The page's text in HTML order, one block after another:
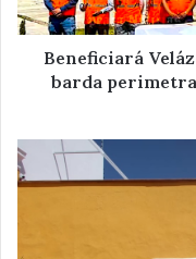
perimetral
en
Felipe
Tepeaca.
Beneficiará
barda
Abre
nuevamente